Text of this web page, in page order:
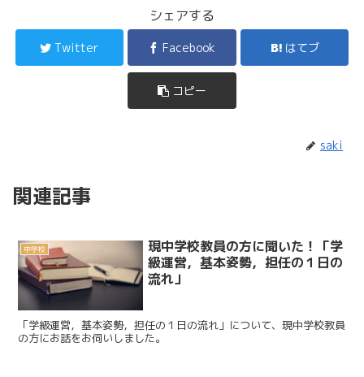
シェアする
Twitter Facebook はてブ
コピー
saki
関連記事
中学校
現中学校教員の方に聞いた！「学
級運営，基本姿勢，担任の１日の
流れ」
「学級運営，基本姿勢，担任の１日の流れ」について、現中学校教員
の方にお話をお伺いしました。